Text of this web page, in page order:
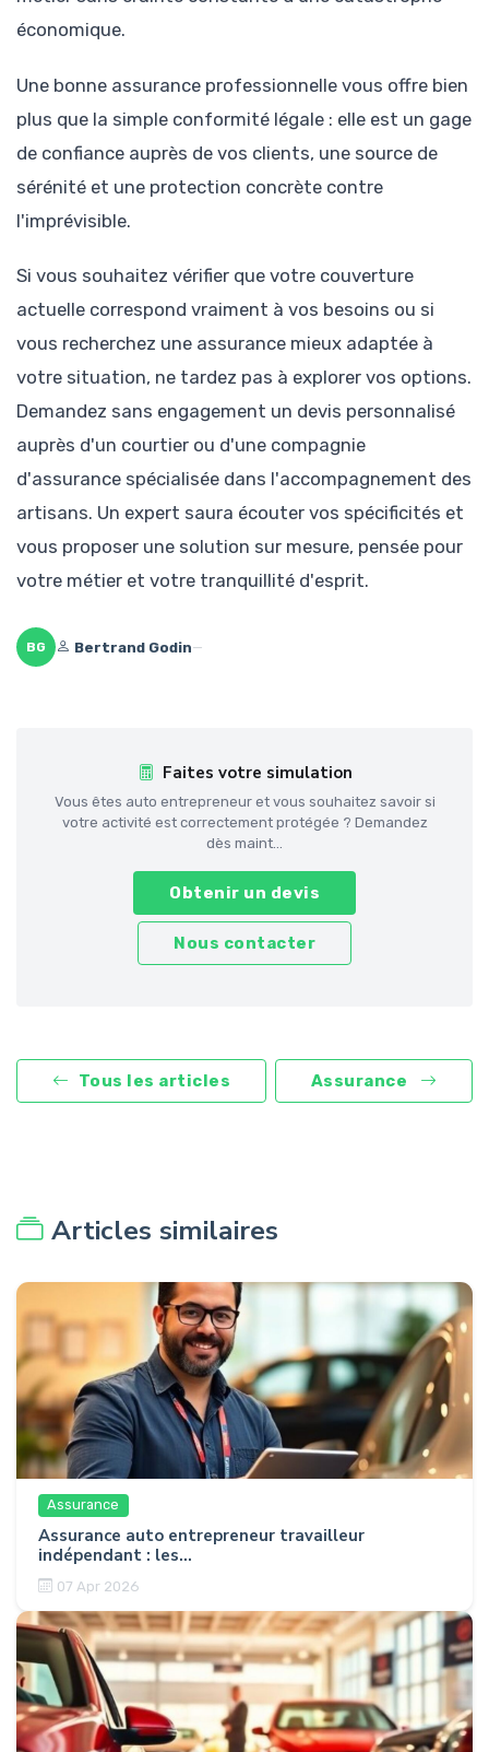
économique.
Une bonne assurance professionnelle vous offre bien
plus que la simple conformité légale : elle est un gage
de confiance auprès de vos clients, une source de
sérénité et une protection concrète contre
l'imprévisible.
Si vous souhaitez vérifier que votre couverture
actuelle correspond vraiment à vos besoins ou si
vous recherchez une assurance mieux adaptée à
votre situation, ne tardez pas à explorer vos options.
Demandez sans engagement un devis personnalisé
auprès d'un courtier ou d'une compagnie
d'assurance spécialisée dans l'accompagnement des
artisans. Un expert saura écouter vos spécificités et
vous proposer une solution sur mesure, pensée pour
votre métier et votre tranquillité d'esprit.
BG Bertrand Godin—
Faites votre simulation
Vous êtes auto entrepreneur et vous souhaitez savoir si
votre activité est correctement protégée ? Demandez
dès maint...
Obtenir un devis
Nous contacter
Tous les articles Assurance
Articles similaires
Assurance
Assurance auto entrepreneur travailleur
indépendant : les...
07 Apr 2026